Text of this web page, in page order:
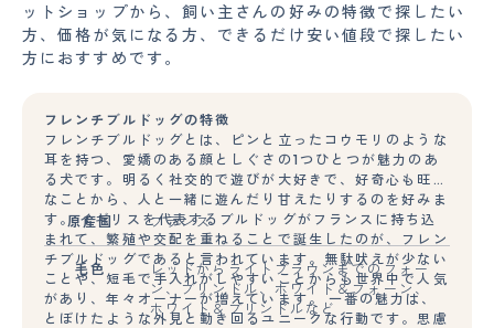
ットショップから、飼い主さんの好みの特徴で探したい
方、価格が気になる方、できるだけ安い値段で探したい
方におすすめです。
フレンチブルドッグの特徴
フレンチブルドッグとは、ピンと立ったコウモリのような
耳を持つ、愛嬌のある顔としぐさの1つひとつが魅力のあ
る犬です。明るく社交的で遊びが大好きで、好奇心も旺盛
なことから、人と一緒に遊んだり甘えたりするのを好みま
す。 イギリスを代表するブルドッグがフランスに持ち込
まれて、繁殖や交配を重ねることで誕生したのが、フレン
チブルドッグであると言われています。無駄吠えが少ない
ことや、短毛で手入れがしやすいことからも世界中で人気
があり、年々オーナーが増えています。 一番の魅力は、
とぼけたような外見と動き回るユニークな行動です。思慮
原産国 フランス
毛色
レッドからライトブラウンまでのフォー
ン、ブリンドル、ホワイト＆フォーン、
ホワイト＆ブリンドルなど